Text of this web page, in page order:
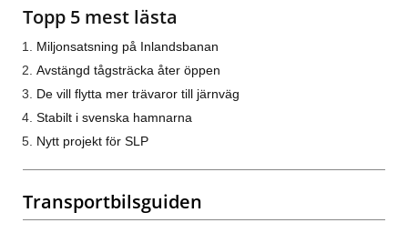
Topp 5 mest lästa
Miljonsatsning på Inlandsbanan
Avstängd tågsträcka åter öppen
De vill flytta mer trävaror till järnväg
Stabilt i svenska hamnarna
Nytt projekt för SLP
Transportbilsguiden